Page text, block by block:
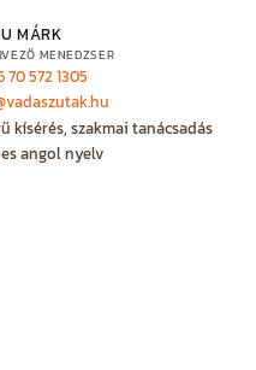
MÁRK
MENEDZSER
70 572 1305
kísérés, szakmai tanácsadás
angol nyelv